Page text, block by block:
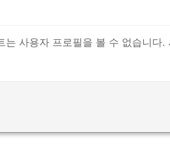
는 사용자 프로필을 볼 수 없습니다